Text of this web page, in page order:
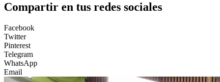
Compartir en tus redes sociales
Facebook
Twitter
Pinterest
Telegram
WhatsApp
Email